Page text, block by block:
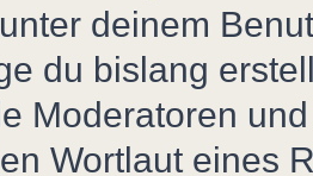
deinem
du bislang
Moderatoren
Wortlaut eines